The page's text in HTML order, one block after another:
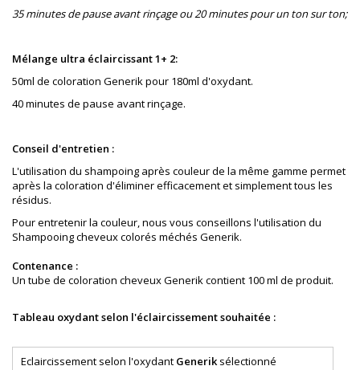
35 minutes de pause avant rinçage ou 20 minutes pour un ton sur ton;
Mélange ultra éclaircissant 1+ 2:
50ml de coloration Generik pour 180ml d'oxydant.
40 minutes de pause avant rinçage.
Conseil d'entretien :
L'utilisation du shampoing après couleur de la même gamme permet
après la coloration d'éliminerefficacementet simplement tous les
résidus.
Pour entretenir la couleur, nous vous conseillons l'utilisation du
Shampooing cheveux colorés méchés Generik.
Contenance :
Un tube de coloration cheveux Generik contient 100 ml de produit.
Tableau oxydant selon l'éclaircissement souhaitée :
Eclaircissement selon l'oxydant Generiksélectionné